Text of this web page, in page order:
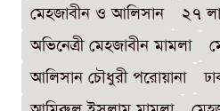
মেহজাবীন ও আলিসান
২৭
অভিনেত্রী মেহজাবীন মামলা
আলিসান চৌধুরী পরোয়ানা